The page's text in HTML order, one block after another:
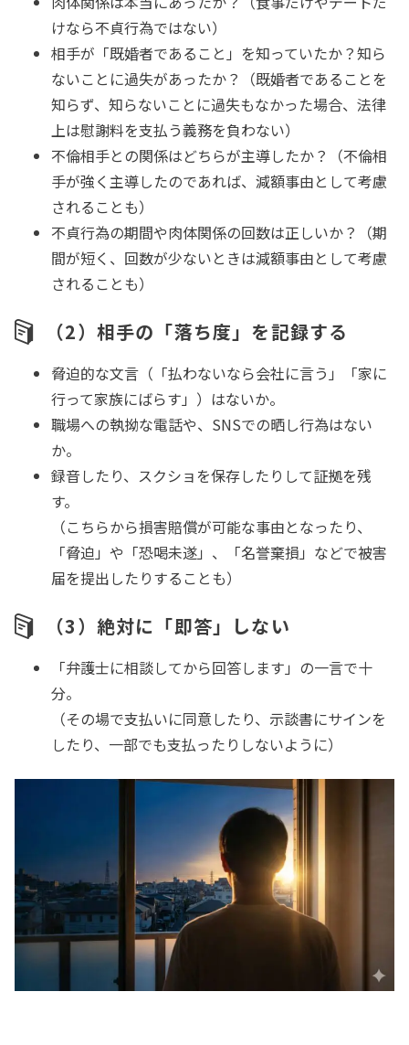
けなら不貞行為ではない）
相手が「既婚者であること」を知っていたか？知ら
ないことに過失があったか？（既婚者であることを
知らず、知らないことに過失もなかった場合、法律
上は慰謝料を支払う義務を負わない）
不倫相手との関係はどちらが主導したか？（不倫相
手が強く主導したのであれば、減額事由として考慮
されることも）
不貞行為の期間や肉体関係の回数は正しいか？（期
間が短く、回数が少ないときは減額事由として考慮
されることも）
（2）相手の「落ち度」を記録する
脅迫的な文言（「払わないなら会社に言う」「家に
行って家族にばらす」）はないか。
職場への執拗な電話や、SNSでの晒し行為はない
か。
録音したり、スクショを保存したりして証拠を残
す。
（こちらから損害賠償が可能な事由となったり、
「脅迫」や「恐喝未遂」、「名誉棄損」などで被害
届を提出したりすることも）
（3）絶対に「即答」しない
「弁護士に相談してから回答します」の一言で十
分。
（その場で支払いに同意したり、示談書にサインを
したり、一部でも支払ったりしないように）